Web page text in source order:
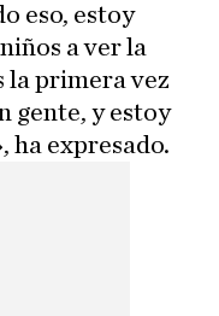
eso, estoy
a ver la
la primera vez
gente, y estoy
ha expresado.